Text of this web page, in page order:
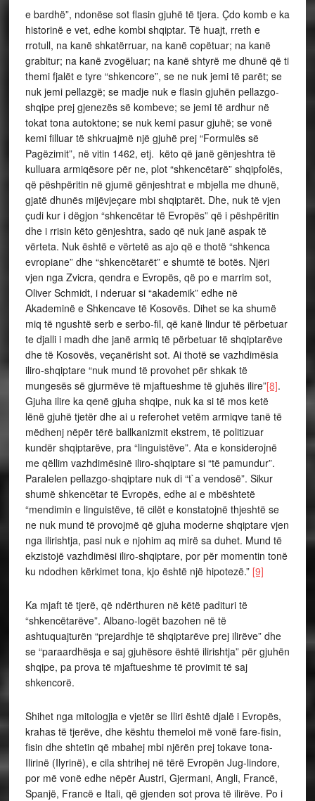
e bardhë”, ndonëse sot flasin gjuhë të tjera. Çdo komb e ka
historinë e vet, edhe kombi shqiptar. Të huajt, rreth e
rrotull, na kanë shkatërruar, na kanë copëtuar; na kanë
grabitur; na kanë zvogëluar; na kanë shtyrë me dhunë që ti
themi fjalët e tyre “shkencore”, se ne nuk jemi të parët; se
nuk jemi pellazgë; se madje nuk e flasin gjuhën pellazgo-
shqipe prej gjenezës së kombeve; se jemi të ardhur në
tokat tona autoktone; se nuk kemi pasur gjuhë; se vonë
kemi filluar të shkruajmë një gjuhë prej “Formulës së
Pagëzimit”, në vitin 1462, etj. këto që janë gënjeshtra të
kulluara armiqësore për ne, plot “shkencëtarë” shqipfolës,
që pëshpëritin në gjumë gënjeshtrat e mbjella me dhunë,
gjatë dhunës mijëvjeçare mbi shqiptarët. Dhe, nuk të vjen
çudi kur i dëgjon “shkencëtar të Evropës” që i pëshpëritin
dhe i rrisin këto gënjeshtra, sado që nuk janë aspak të
vërteta. Nuk është e vërtetë as ajo që e thotë “shkenca
evropiane” dhe “shkencëtarët” e shumtë të botës. Njëri
vjen nga Zvicra, qendra e Evropës, që po e marrim sot,
Oliver Schmidt, i nderuar si “akademik” edhe në
Akademinë e Shkencave të Kosovës. Dihet se ka shumë
miq të ngushtë serb e serbo-fil, që kanë lindur të përbetuar
te djalli i madh dhe janë armiq të përbetuar të shqiptarëve
dhe të Kosovës, veçanërisht sot. Ai thotë se vazhdimësia
iliro-shqiptare “nuk mund të provohet për shkak të
mungesës së gjurmëve të mjaftueshme të gjuhës ilire”[8].
Gjuha ilire ka qenë gjuha shqipe, nuk ka si të mos ketë
lënë gjuhë tjetër dhe ai u referohet vetëm armiqve tanë të
mëdhenj nëpër tërë ballkanizmit ekstrem, të politizuar
kundër shqiptarëve, pra “linguistëve”. Ata e konsiderojnë
me qëllim vazhdimësinë iliro-shqiptare si “të pamundur”.
Paralelen pellazgo-shqiptare nuk di “t`a vendosë”. Sikur
shumë shkencëtar të Evropës, edhe ai e mbështetë
“mendimin e linguistëve, të cilët e konstatojnë thjeshtë se
ne nuk mund të provojmë që gjuha moderne shqiptare vjen
nga ilirishtja, pasi nuk e njohim aq mirë sa duhet. Mund të
ekzistojë vazhdimësi iliro-shqiptare, por për momentin tonë
ku ndodhen kërkimet tona, kjo është një hipotezë.” [9]
Ka mjaft të tjerë, që ndërthuren në këtë padituri të
“shkencëtarëve”. Albano-logët bazohen në të
ashtuquajturën “prejardhje të shqiptarëve prej ilirëve” dhe
se “paraardhësja e saj gjuhësore është ilirishtja” për gjuhën
shqipe, pa prova të mjaftueshme të provimit të saj
shkencorë.
Shihet nga mitologjia e vjetër se Iliri është djalë i Evropës,
krahas të tjerëve, dhe kështu themeloi më vonë fare-fisin,
fisin dhe shtetin që mbahej mbi njërën prej tokave tona-
Ilirinë (Ilyrinë), e cila shtrihej në tërë Evropën Jug-lindore,
por më vonë edhe nëpër Austri, Gjermani, Angli, Francë,
Spanjë, Francë e Itali, që gjenden sot prova të ilirëve. Po i